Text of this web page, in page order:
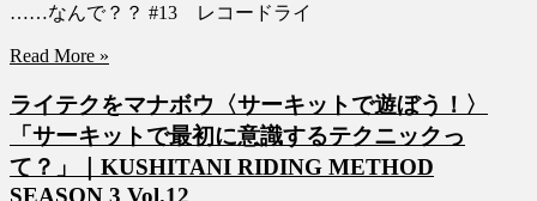
……なんで？？ #13 レコードライ
Read More »
ライテクをマナボウ〈サーキットで遊ぼう！〉
「サーキットで最初に意識するテクニックっ
て？」｜KUSHITANI RIDING METHOD
SEASON 3 Vol.12